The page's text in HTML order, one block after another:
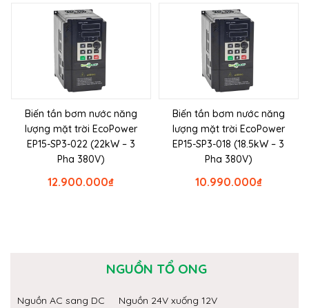
Biến tần bơm nước năng
lượng mặt trời EcoPower
EP15-SP3-022 (22kW – 3
Pha 380V)
₫
12.900.000
Biến tần bơm nước năng
lượng mặt trời EcoPower
EP15-SP3-018 (18.5kW – 3
Pha 380V)
₫
10.990.000
NGUỒN TỔ ONG
Nguồn AC sang DC Nguồn 24V xuống 12V